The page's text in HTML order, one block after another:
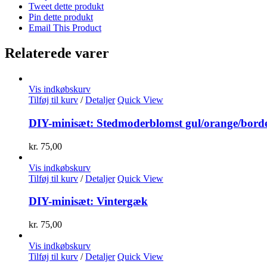
Tweet dette produkt
Pin dette produkt
Email This Product
Relaterede varer
Vis indkøbskurv
Tilføj til kurv / Detaljer Quick View
DIY-minisæt: Stedmoderblomst gul/orange/
kr. 75,00
Vis indkøbskurv
Tilføj til kurv / Detaljer Quick View
DIY-minisæt: Vintergæk
kr. 75,00
Vis indkøbskurv
Tilføj til kurv / Detaljer Quick View